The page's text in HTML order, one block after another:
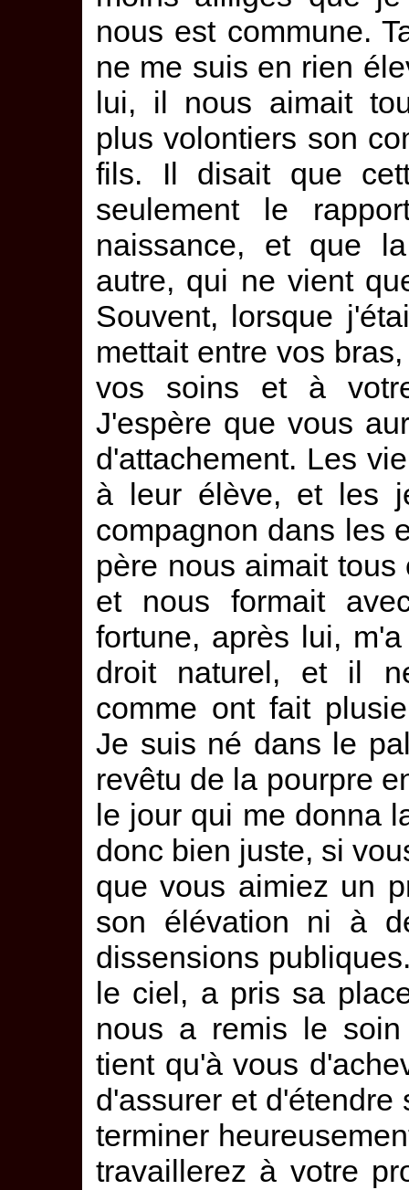
nous est commune.
ne me suis en rien
lui, il nous aimait
plus volontiers son
fils. Il disait que
seulement le
naissance, et que
autre, qui ne vient
Souvent, lorsque
mettait entre vos
vos soins et à
J'espère que vous
d'attachement. Les
à leur élève, et les
compagnon dans les
père nous aimait
et nous formait
fortune, après lui,
droit naturel, et il
comme ont fait
Je suis né dans le
revêtu de la pourpre
le jour qui me donna
donc bien juste, si
que vous aimiez un
son élévation ni à
dissensions
le ciel, a pris sa
nous a remis le
tient qu'à vous
d'assurer et d'étendre
terminer
travaillerez à votre